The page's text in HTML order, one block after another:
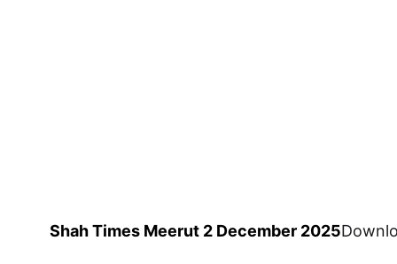
Shah Times Meerut 2 December 2025